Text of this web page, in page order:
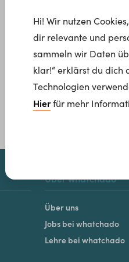
Über whatchado
Über uns
Jobs bei whatchado
Lehre bei whatchado
Hi! Wir nutzen
dir relevante und
sammeln wir Daten
klar!“ erklärst du dich
Technologien
Hierfür mehr